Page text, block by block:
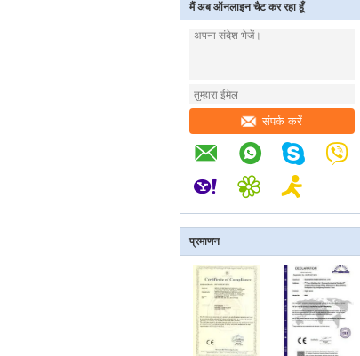
मैं अब ऑनलाइन चैट कर रहा हूँ
संपर्क करें
प्रमाणन